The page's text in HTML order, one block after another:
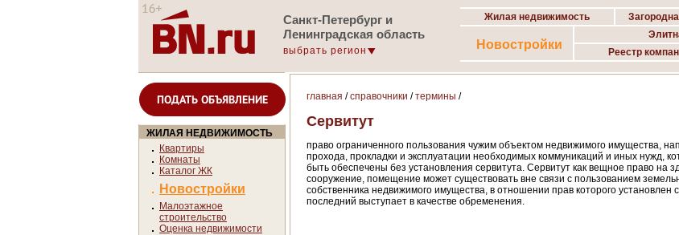
Санкт-Петербург и
Ленинградская область
выбрать регион
Жилая недвижимость
Новостройки
Реестр
ПОДАТЬ ОБЪЯВЛЕНИЕ
ЖИЛАЯ НЕДВИЖИМОСТЬ
Квартиры
Комнаты
Каталог ЖК
Новостройки
Малоэтажное
строительство
Оценка недвижимости
главная /справочники /термины /
Сервитут
право ограниченного пользования чужим объектом недвижимого имущества,
прохода, прокладки и эксплуатации необходимых коммуникаций и иных нужд,
быть обеспечены без установления сервитута. Сервитут как вещное право на
сооружение, помещение может существовать вне связи с пользованием
собственника недвижимого имущества, в отношении прав которого установлен
последний выступает в качестве обременения.